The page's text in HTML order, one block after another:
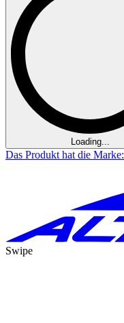
Loading...
Das Produkt hat die
Swipe